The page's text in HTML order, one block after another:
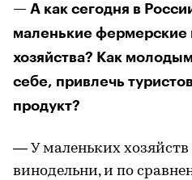
— А как сегодня в
маленькие фермерские
хозяйства? Как
себе, привлечь
продукт?
— У маленьких хозяйств
винодельни, и по